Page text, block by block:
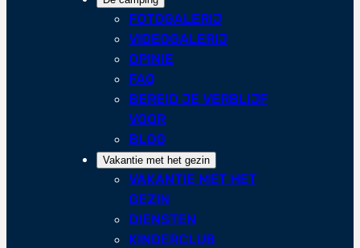
FOTOGALERIJ
VIDEOGALERIJ
OPINIE
FAQ
BEREID JE VERBLIJF
VOOR
BLOG
Vakantie met het gezin
VAKANTIE MET HET
GEZIN
DIENSTEN
KINDERCLUB